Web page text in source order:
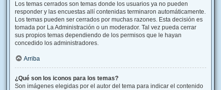
Los temas cerrados son temas donde los usuarios ya no pueden
responder y las encuestas allí contenidas terminaron automáticamente.
Los temas pueden ser cerrados por muchas razones. Esta decisión es
tomada por La Administración o un moderador. Tal vez pueda cerrar
sus propios temas dependiendo de los permisos que le hayan
concedido los administradores.
Arriba
¿Qué son los iconos para los temas?
Son imágenes elegidas por el autor del tema para indicar el contenido